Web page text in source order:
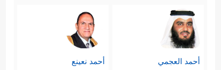
أحمد العجمي أحمد نعينع